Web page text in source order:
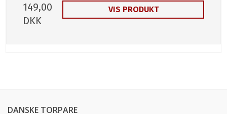
149,00
DKK
VIS PRODUKT
DANSKE TORPARE